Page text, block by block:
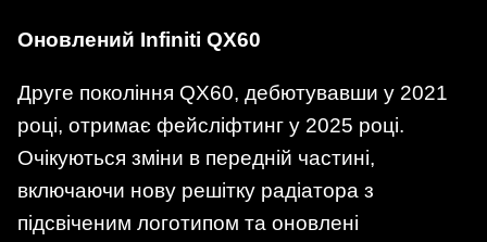
Оновлений Infiniti QX60
Друге покоління QX60, дебютувавши у 2021
році, отримає фейсліфтинг у 2025 році.
Очікуються зміни в передній частині,
включаючи нову решітку радіатора з
підсвіченим логотипом та оновлені